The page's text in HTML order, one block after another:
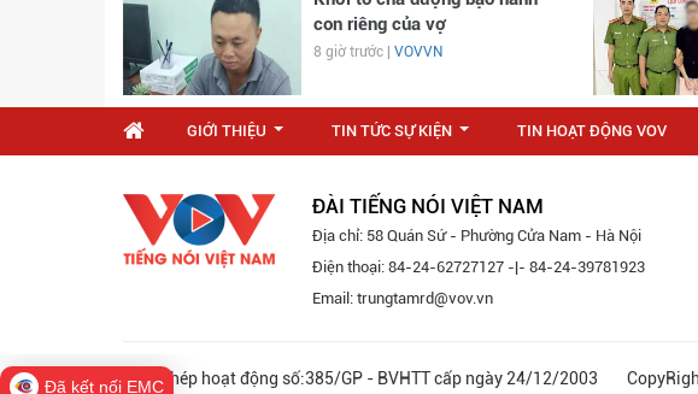
con riêng của vợ
8 giờ trước | VOVVN
GIỚI THIỆU TIN TỨC SỰ KIỆN TIN HOẠT ĐỘNG VOV
ĐÀI TIẾNG NÓI VIỆT NAM
Địa chỉ: 58 Quán Sứ - Phường Cửa Nam - Hà Nội
Điện thoại: 84-24-62727127 -|- 84-24-39781923
Email: trungtamrd@vov.vn
Giấy phép hoạt động số:385/GP - BVHTT cấp ngày 24/12/2003
Đã kết nối EMC